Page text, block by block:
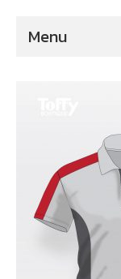
Menu